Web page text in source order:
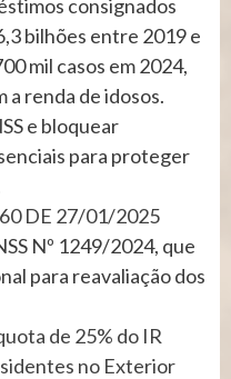
consignados
bilhões entre 2019 e
mil casos em 2024,
a renda de idosos.
e bloquear
para proteger
DE 27/01/2025
Nº 1249/2024, que
para reavaliação dos
de 25% do IR
no Exterior